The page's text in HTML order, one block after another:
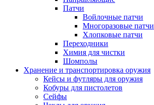
Патчи
Войлочные патчи
Многоразовые патчи
Хлопковые патчи
Переходники
Химия для чистки
Шомполы
Хранение и транспортировка оружия
Кейсы и футляры для оружия
Кобуры для пистолетов
Сейфы